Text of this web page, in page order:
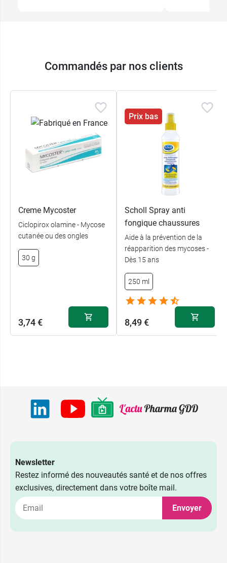
Commandés par nos clients
Creme Mycoster
Ciclopirox olamine - Mycose
cutanée ou des ongles
30 g
3,74 €
Prix bas
Scholl Spray anti
fongique chaussures
Aide à la prévention de la
réapparition des mycoses -
Dès 15 ans
250 ml
8,49 €
Newsletter
Restez informé des nouveautés santé et de nos offres
exclusives, directement dans votre boîte mail.
Envoyer